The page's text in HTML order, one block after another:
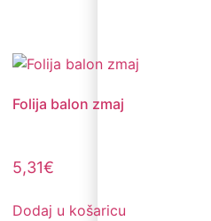
Folija balon zmaj
5,31€
Dodaj u košaricu